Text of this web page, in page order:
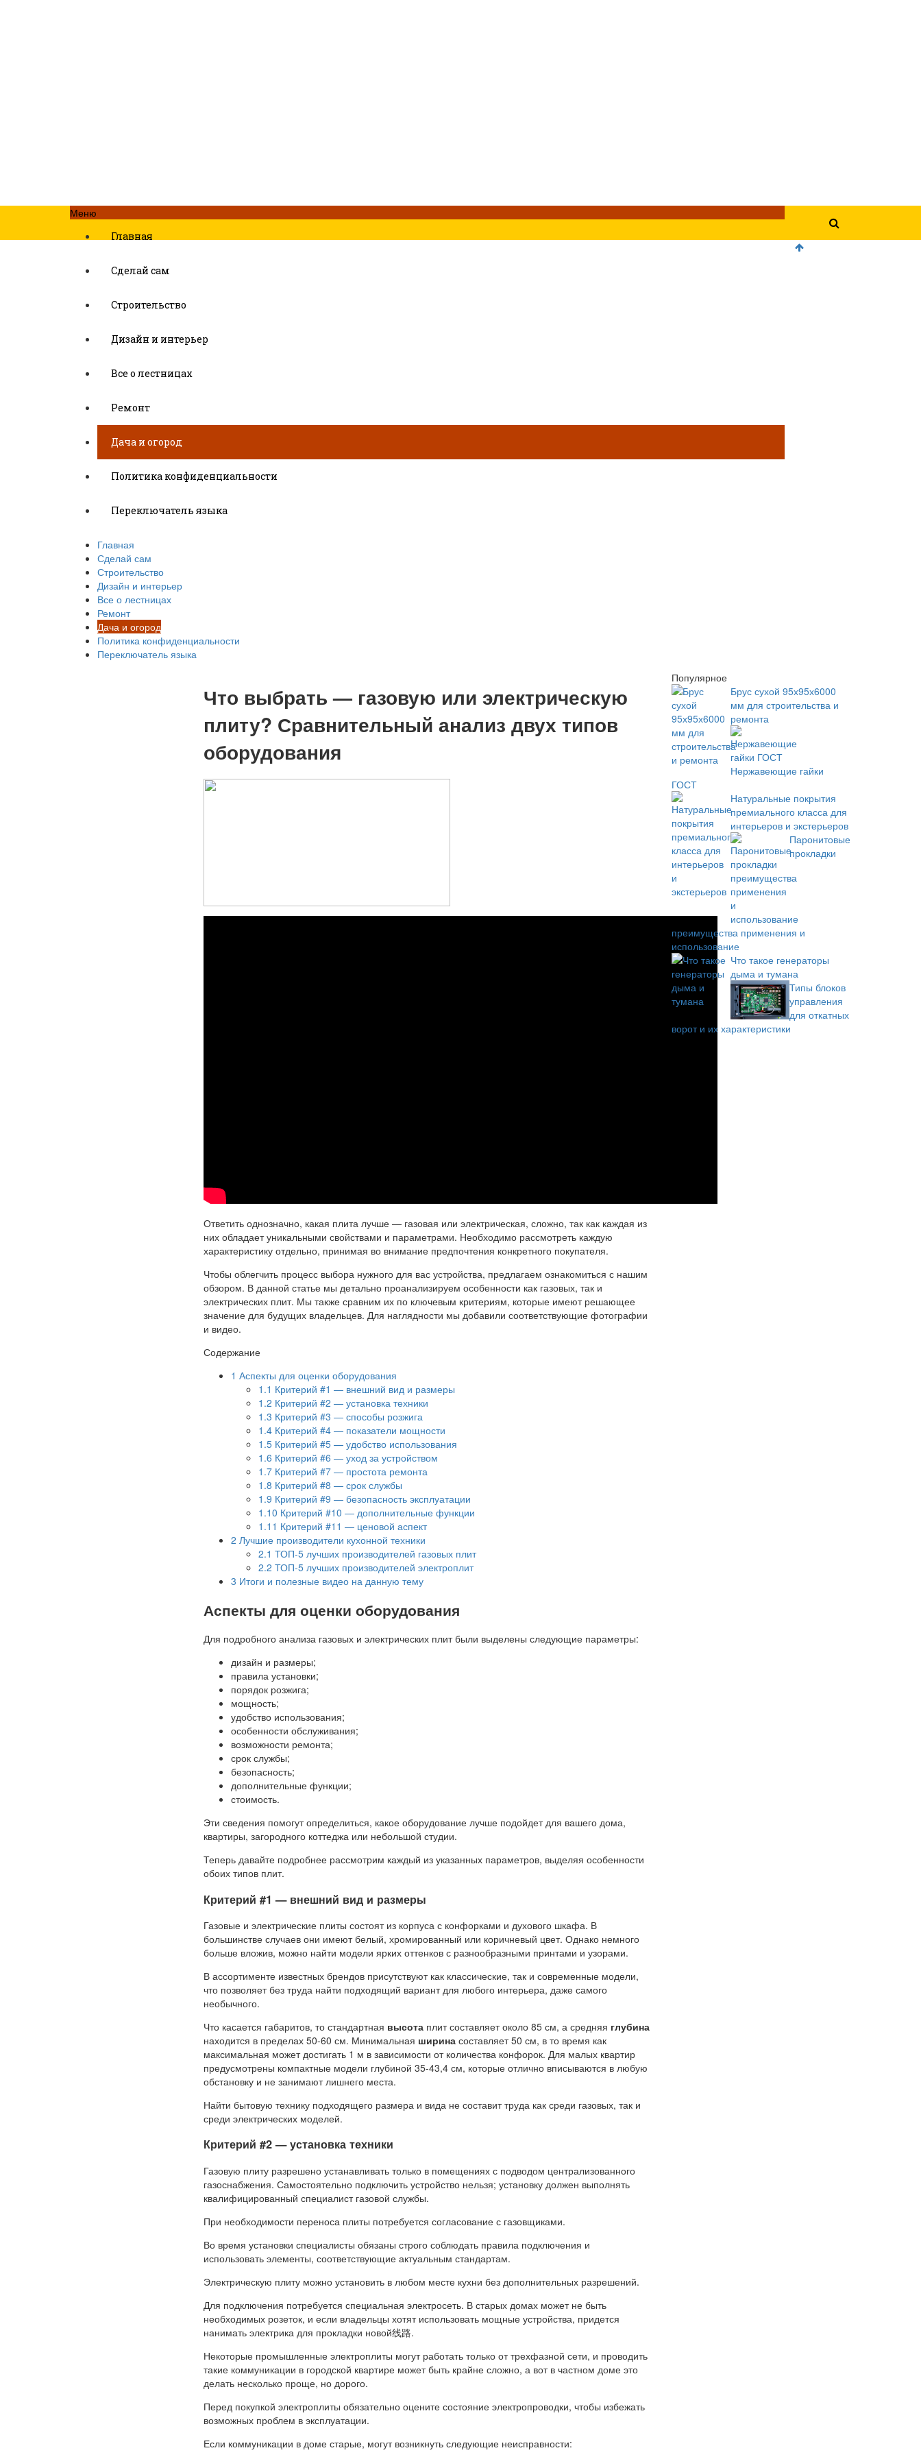
Меню
Главная
Сделай сам
Строительство
Дизайн и интерьер
Все о лестницах
Ремонт
Дача и огород
Политика конфиденциальности
Переключатель языка
Главная
Сделай сам
Строительство
Дизайн и интерьер
Все о лестницах
Ремонт
Дача и огород
Политика конфиденциальности
Переключатель языка
Что выбрать — газовую или электрическую
плиту? Сравнительный анализ двух типов
оборудования
Ответить однозначно, какая плита лучше — газовая или электрическая, сложно, так как каждая из
них обладает уникальными свойствами и параметрами. Необходимо рассмотреть каждую
характеристику отдельно, принимая во внимание предпочтения конкретного покупателя.
Чтобы облегчить процесс выбора нужного для вас устройства, предлагаем ознакомиться с нашим
обзором. В данной статье мы детально проанализируем особенности как газовых, так и
электрических плит. Мы также сравним их по ключевым критериям, которые имеют решающее
значение для будущих владельцев. Для наглядности мы добавили соответствующие фотографии
и видео.
Содержание
1 Аспекты для оценки оборудования
1.1 Критерий #1 — внешний вид и размеры
1.2 Критерий #2 — установка техники
1.3 Критерий #3 — способы розжига
1.4 Критерий #4 — показатели мощности
1.5 Критерий #5 — удобство использования
1.6 Критерий #6 — уход за устройством
1.7 Критерий #7 — простота ремонта
1.8 Критерий #8 — срок службы
1.9 Критерий #9 — безопасность эксплуатации
1.10 Критерий #10 — дополнительные функции
1.11 Критерий #11 — ценовой аспект
2 Лучшие производители кухонной техники
2.1 ТОП-5 лучших производителей газовых плит
2.2 ТОП-5 лучших производителей электроплит
3 Итоги и полезные видео на данную тему
Аспекты для оценки оборудования
Для подробного анализа газовых и электрических плит были выделены следующие параметры:
дизайн и размеры;
правила установки;
порядок розжига;
мощность;
удобство использования;
особенности обслуживания;
возможности ремонта;
срок службы;
безопасность;
дополнительные функции;
стоимость.
Эти сведения помогут определиться, какое оборудование лучше подойдет для вашего дома,
квартиры, загородного коттеджа или небольшой студии.
Теперь давайте подробнее рассмотрим каждый из указанных параметров, выделяя особенности
обоих типов плит.
Критерий #1 — внешний вид и размеры
Газовые и электрические плиты состоят из корпуса с конфорками и духового шкафа. В
большинстве случаев они имеют белый, хромированный или коричневый цвет. Однако немного
больше вложив, можно найти модели ярких оттенков с разнообразными принтами и узорами.
В ассортименте известных брендов присутствуют как классические, так и современные модели,
что позволяет без труда найти подходящий вариант для любого интерьера, даже самого
необычного.
Что касается габаритов, то стандартная высота плит составляет около 85 см, а средняя глубина
находится в пределах 50-60 см. Минимальная ширина составляет 50 см, в то время как
максимальная может достигать 1 м в зависимости от количества конфорок. Для малых квартир
предусмотрены компактные модели глубиной 35-43,4 см, которые отлично вписываются в любую
обстановку и не занимают лишнего места.
Найти бытовую технику подходящего размера и вида не составит труда как среди газовых, так и
среди электрических моделей.
Критерий #2 — установка техники
Газовую плиту разрешено устанавливать только в помещениях с подводом централизованного
газоснабжения. Самостоятельно подключить устройство нельзя; установку должен выполнять
квалифицированный специалист газовой службы.
При необходимости переноса плиты потребуется согласование с газовщиками.
Во время установки специалисты обязаны строго соблюдать правила подключения и
использовать элементы, соответствующие актуальным стандартам.
Электрическую плиту можно установить в любом месте кухни без дополнительных разрешений.
Для подключения потребуется специальная электросеть. В старых домах может не быть
необходимых розеток, и если владельцы хотят использовать мощные устройства, придется
нанимать электрика для прокладки новой线路.
Некоторые промышленные электроплиты могут работать только от трехфазной сети, и проводить
такие коммуникации в городской квартире может быть крайне сложно, а вот в частном доме это
делать несколько проще, но дорого.
Перед покупкой электроплиты обязательно оцените состояние электропроводки, чтобы избежать
возможных проблем в эксплуатации.
Если коммуникации в доме старые, могут возникнуть следующие неисправности:
Популярное
Брус сухой 95х95х6000
мм для строительства и
ремонта
Нержавеющие гайки
ГОСТ
Натуральные покрытия
премиального класса для
интерьеров и экстерьеров
Паронитовые
прокладки
преимущества применения и
использование
Что такое генераторы
дыма и тумана
Типы блоков
управления
для откатных
ворот и их характеристики